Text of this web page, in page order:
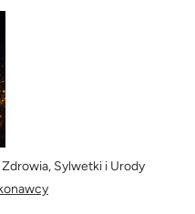
Sylwetki i Urody